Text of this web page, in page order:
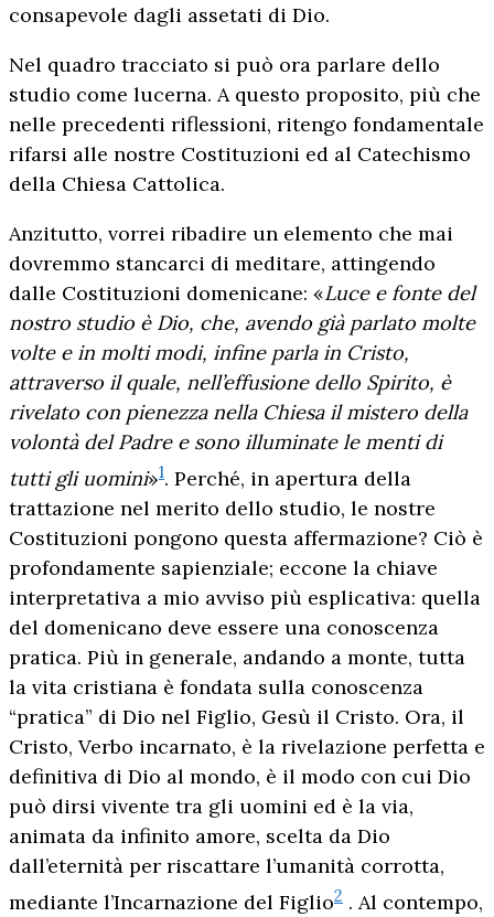
consapevole dagli assetati di Dio.
Nel quadro tracciato si può ora parlare dello
studio come lucerna. A questo proposito, più che
nelle precedenti riflessioni, ritengo fondamentale
rifarsi alle nostre Costituzioni ed al Catechismo
della Chiesa Cattolica.
Anzitutto, vorrei ribadire un elemento che mai
dovremmo stancarci di meditare, attingendo
dalle Costituzioni domenicane: «Luce e fonte del
nostro studio è Dio, che, avendo già parlato molte
volte e in molti modi, infine parla in Cristo,
attraverso il quale, nell’effusione dello Spirito, è
rivelato con pienezza nella Chiesa il mistero della
volontà del Padre e sono illuminate le menti di
tutti gli uomini»1. Perché, in apertura della
trattazione nel merito dello studio, le nostre
Costituzioni pongono questa affermazione? Ciò è
profondamente sapienziale; eccone la chiave
interpretativa a mio avviso più esplicativa: quella
del domenicano deve essere una conoscenza
pratica. Più in generale, andando a monte, tutta
la vita cristiana è fondata sulla conoscenza
“pratica” di Dio nel Figlio, Gesù il Cristo. Ora, il
Cristo, Verbo incarnato, è la rivelazione perfetta e
definitiva di Dio al mondo, è il modo con cui Dio
può dirsi vivente tra gli uomini ed è la via,
animata da infinito amore, scelta da Dio
dall’eternità per riscattare l’umanità corrotta,
mediante l’Incarnazione del Figlio2 . Al contempo,